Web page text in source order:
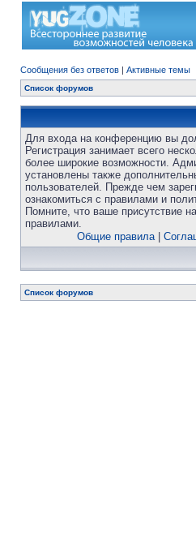
Сообщения без ответов | Активные темы
Список форумов
Для входа на конференцию вы
Регистрация занимает всего
более широкие возможности.
установлены также
пользователей. Прежде чем
ознакомиться с правилами и
Помните, что ваше присутствие
правилами.
Общие правила|
Список форумов